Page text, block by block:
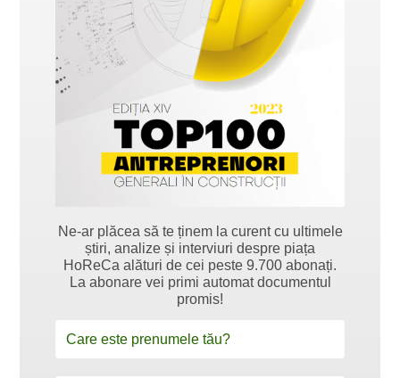
Ne-ar plăcea să te ținem la curent cu ultimele
știri, analize și interviuri despre piața
HoReCa alături de cei peste 9.700 abonați.
La abonare vei primi automat documentul
promis!